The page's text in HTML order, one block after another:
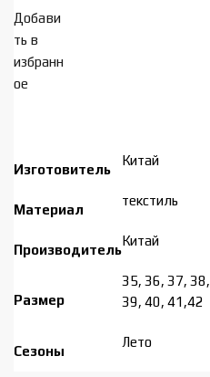
2***
Добави
ть в
избранн
ое
Изготовитель
Китай
Материал
текстиль
Производитель
Китай
Размер
35, 36, 37, 38,
39, 40, 41,42
Сезоны
Лето